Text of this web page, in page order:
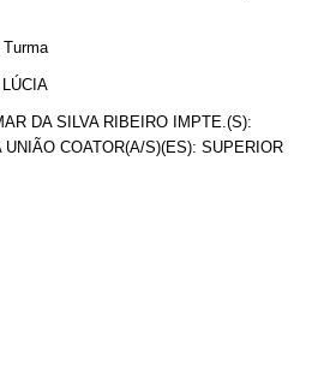
Turma
DA SILVA RIBEIRO IMPTE.(S):
UNIÃO COATOR(A/S)(ES): SUPERIOR